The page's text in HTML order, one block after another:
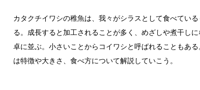
カタクチイワシの稚魚は、我々がシラスとして食べている
る。成長すると加工されることが多く、めざしや煮干しに
卓に並ぶ。小さいことからコイワシと呼ばれることもあ
は特徴や大きさ、食べ方について解説していこう。